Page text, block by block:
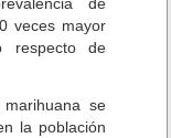
veces mayor
respecto de
se
la población